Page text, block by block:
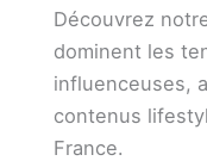
Découvrez
dominent les
influenceuses,
contenus
France.